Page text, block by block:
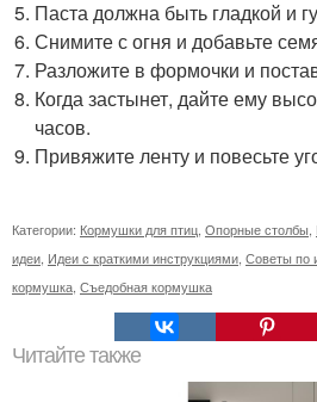
Паста должна быть гладкой и
Снимите с огня и добавьте
Разложите в формочки и
Когда застынет, дайте ему
часов.
Привяжите ленту и повесьте
Категории: Кормушки для птиц Опорные столбы
идеи Идеи с краткими инструкциями Советы по
кормушка Съедобная кормушка
Читайте также